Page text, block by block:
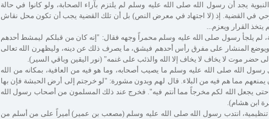
يجد أن رسول الله صلى الله عليه وسلم لم يلتزم بآراء الصحابة، ولو كانوا في حالة
في القضية. إذ (لا اجتهاد في معرض النص) بل أن تلك القضية يجب أن تكون محل نقاش
القرار ويعزم...
لم يلجأ رسول صلى الله عليه وسلم محمراً وجهه فقال: "إنه كان من قبلكم ليمشط أحدهم
المنشار على مفرق رأس أحدهم فيشق، ما يصرف ذلك عن دينه، وليظهرن الله تعالى
حضر موت لا يخاف لا يخاف إلا الله والذئب على غنمه" (نور اليقين وباقي السير).
رسول الله صلى الله عليه وسلم ما يصيب أصحابه، وما هو فيه من العافية، بمكانه من الله
يمنعهم مما هم فيه من البلاء. قال لهم وبدون مشورة: "لو خرجتم إلى أرض الحبشة فإن بها
يجعل الله لكم مخرجاً مما أنتم فيه". فخرج عند ذلك المسلمون من أصحاب رسول الله
ابن هشام).
تنظيمية، انتدب رسول الله صلى الله عليه وسلم (مصعب بن عمير) أميراً على من أسلم من